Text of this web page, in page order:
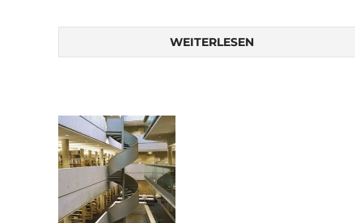
WEITERLESEN